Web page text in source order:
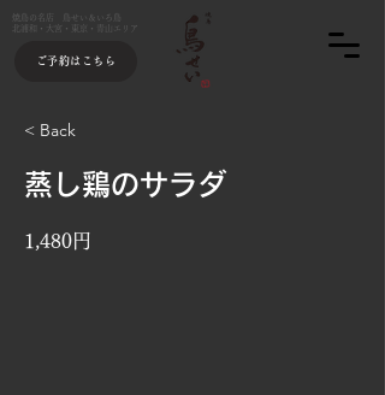
焼鳥の名店 鳥せい＆いろ鳥
北浦和・大宮・東京・青山エリア
ご予約はこちら
< Back
蒸し鶏のサラダ
1,480円